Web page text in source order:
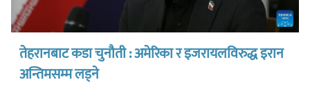
तेहरानबाट कडा चुनौती : अमेरिका र इजरायलविरुद्ध इरान
अन्तिमसम्म लड्ने